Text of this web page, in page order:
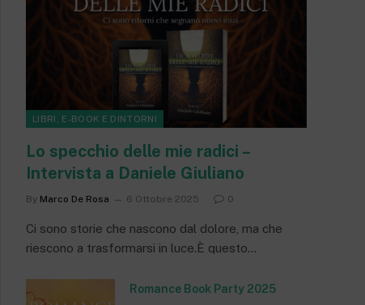
LIBRI, E-BOOK E DINTORNI
Lo specchio delle mie radici –
Intervista a Daniele Giuliano
By Marco De Rosa 6 Ottobre 2025 0
Ci sono storie che nascono dal dolore, ma che
riescono a trasformarsi in luce.È questo…
Romance Book Party 2025